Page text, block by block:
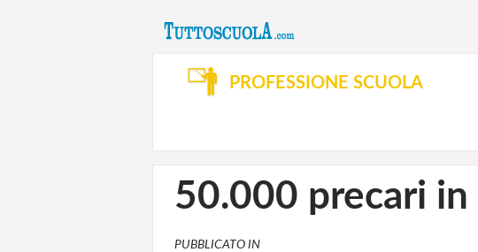
PROFESSIONE SCUOLA
50.000 precari
PUBBLICATO IN